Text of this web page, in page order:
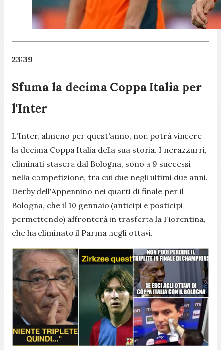
23:39
Sfuma la decima Coppa Italia per
l'Inter
L'Inter, almeno per quest'anno, non potrà vincere
la decima Coppa Italia della sua storia. I nerazzurri,
eliminati stasera dal Bologna, sono a 9 successi
nella competizione, tra cui due negli ultimi due anni.
Derby dell'Appennino nei quarti di finale per il
Bologna, che il 10 gennaio (anticipi e posticipi
permettendo) affronterà in trasferta la Fiorentina,
che ha eliminato il Parma negli ottavi.